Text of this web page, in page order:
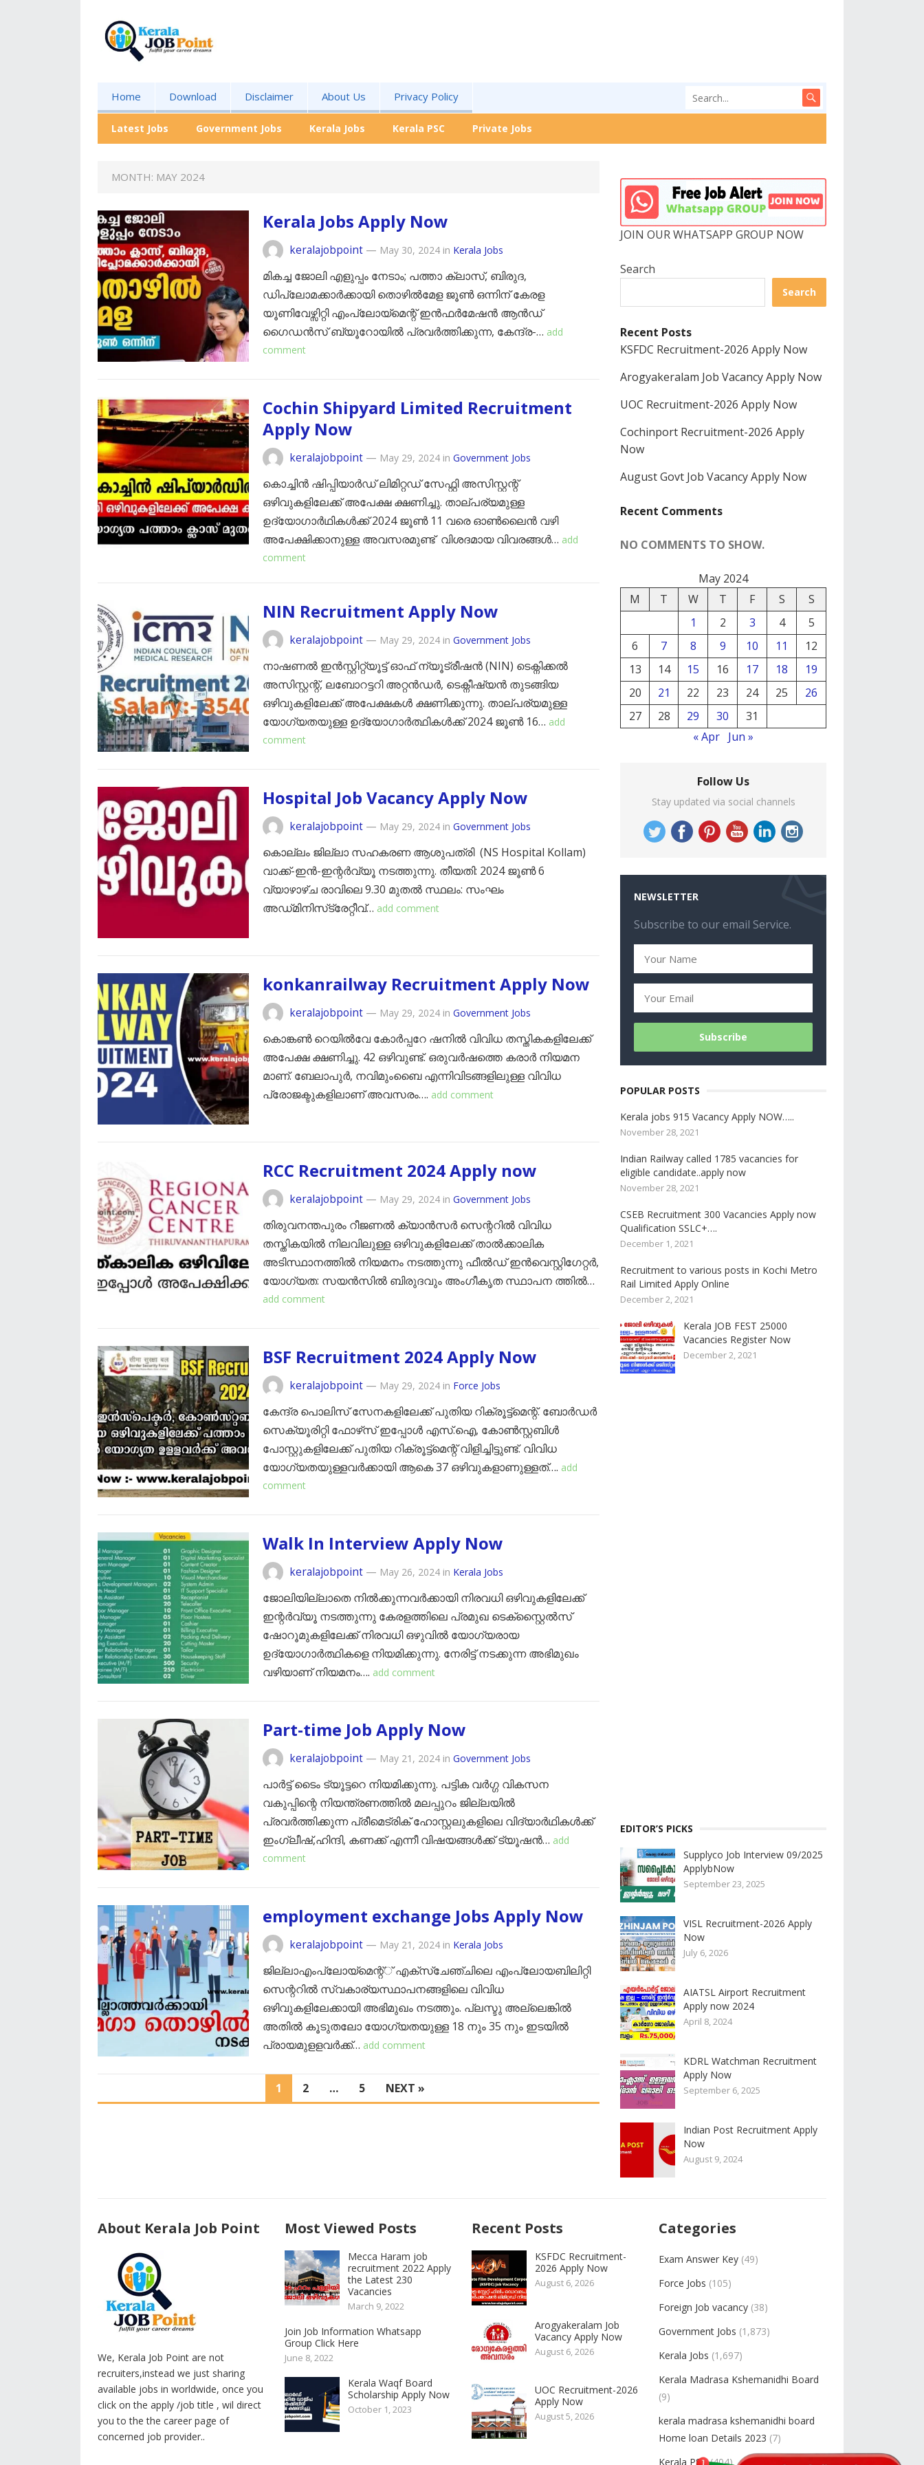
Home Download Disclaimer About Us Privacy Policy
Latest Jobs Government Jobs Kerala Jobs Kerala PSC Private Jobs
MONTH: MAY 2024
Kerala Jobs Apply Now
keralajobpoint — May 30, 2024 in Kerala Jobs
മികച്ച ജോലി എളുപ്പം നേടാം; പത്താ ക്ലാസ്, ബിരുദ,
ഡിപ്ലോമക്കാർക്കായി തൊഴിൽമേള ജൂൺ ഒന്നിന് കേരള
യൂണിവേഴ്സിറ്റി എംപ്ലോയ്മെന്റ് ഇൻഫർമേഷൻ ആൻഡ്
ഗൈഡൻസ് ബ്യൂറോയിൽ പ്രവർത്തിക്കുന്ന, കേന്ദ്ര-… add
comment
Cochin Shipyard Limited Recruitment
Apply Now
keralajobpoint — May 29, 2024 in Government Jobs
കൊച്ചിൻ ഷിപ്പിയാർഡ് ലിമിറ്റഡ് സേഫ്റ്റി അസിസ്റ്റന്റ്
ഒഴിവുകളിലേക്ക് അപേക്ഷ ക്ഷണിച്ചു. താല്പര്യമുള്ള
ഉദ്യോഗാർഥികൾക്ക് 2024 ജൂൺ 11 വരെ ഓൺലൈൻ വഴി
അപേക്ഷിക്കാനുള്ള അവസരമുണ്ട് വിശദമായ വിവരങ്ങൾ… add
comment
NIN Recruitment Apply Now
keralajobpoint — May 29, 2024 in Government Jobs
നാഷണൽ ഇൻസ്റ്റിറ്റ്യൂട്ട് ഓഫ് ന്യൂട്രീഷൻ (NIN) ടെക്നിക്കൽ
അസിസ്റ്റന്റ്, ലബോറട്ടറി അറ്റൻഡർ, ടെക്നീഷ്യൻ തുടങ്ങിയ
ഒഴിവുകളിലേക്ക് അപേക്ഷകൾ ക്ഷണിക്കുന്നു. താല്പര്യമുള്ള
യോഗ്യതയുള്ള ഉദ്യോഗാർത്ഥികൾക്ക് 2024 ജൂൺ 16… add
comment
Hospital Job Vacancy Apply Now
keralajobpoint — May 29, 2024 in Government Jobs
കൊല്ലം ജില്ലാ സഹകരണ ആശുപത്രി (NS Hospital Kollam)
വാക്ക്-ഇൻ-ഇന്റർവ്യൂ നടത്തുന്നു. തീയതി: 2024 ജൂൺ 6
വ്യാഴാഴ്‌ച രാവിലെ 9.30 മുതൽ സ്ഥലം: സംഘം
അഡ്‌മിനിസ്‌ട്രേറ്റീവ്… add comment
konkanrailway Recruitment Apply Now
keralajobpoint — May 29, 2024 in Government Jobs
കൊങ്കൺ റെയിൽവേ കോർപ്പറേ ഷനിൽ വിവിധ തസ്തികകളിലേക്ക്
അപേക്ഷ ക്ഷണിച്ചു. 42 ഒഴിവുണ്ട്. ഒരുവർഷത്തെ കരാർ നിയമന
മാണ്. ബേലാപുർ, നവിമുംബൈ എന്നിവിടങ്ങളിലുള്ള വിവിധ
പ്രോജക്ടുകളിലാണ് അവസരം…. add comment
RCC Recruitment 2024 Apply now
keralajobpoint — May 29, 2024 in Government Jobs
തിരുവനന്തപുരം റീജണൽ ക്യാൻസർ സെന്ററിൽ വിവിധ
തസ്തികയിൽ നിലവിലുള്ള ഒഴിവുകളിലേക്ക് താൽക്കാലിക
അടിസ്ഥാനത്തിൽ നിയമനം നടത്തുന്നു ഫീൽഡ് ഇൻവെസ്റ്റിഗേറ്റർ,
യോഗ്യത: സയൻസിൽ ബിരുദവും അംഗീകൃത സ്ഥാപന ത്തിൽ…
add comment
BSF Recruitment 2024 Apply Now
keralajobpoint — May 29, 2024 in Force Jobs
കേന്ദ്ര പൊലിസ് സേനകളിലേക്ക് പുതിയ റിക്രൂട്ട്‌മെന്റ്. ബോര്‍ഡര്‍
സെക്യൂരിറ്റി ഫോഴ്‌സ് ഇപ്പോള്‍ എസ്.ഐ, കോണ്‍സ്റ്റബിള്‍
പോസ്റ്റുകളിലേക്ക് പുതിയ റിക്രൂട്ട്‌മെന്റ് വിളിച്ചിട്ടുണ്ട്. വിവിധ
യോഗ്യതയുള്ളവര്‍ക്കായി ആകെ 37 ഒഴിവുകളാണുള്ളത്…. add
comment
Walk In Interview Apply Now
keralajobpoint — May 26, 2024 in Kerala Jobs
ജോലിയില്ലാതെ നിൽക്കുന്നവർക്കായി നിരവധി ഒഴിവുകളിലേക്ക്
ഇന്റർവ്യൂ നടത്തുന്നു കേരളത്തിലെ പ്രമുഖ ടെക്സ്റ്റൈൽസ്
ഷോറൂമുകളിലേക്ക് നിരവധി ഒഴുവിൽ യോഗ്യരായ
ഉദ്യോഗാർത്ഥികളെ നിയമിക്കുന്നു. നേരിട്ട് നടക്കുന്ന അഭിമുഖം
വഴിയാണ് നിയമനം…. add comment
Part-time Job Apply Now
keralajobpoint — May 21, 2024 in Government Jobs
പാര്‍ട്ട് ടൈം ട്യൂട്ടറെ നിയമിക്കുന്നു. പട്ടിക വർഗ്ഗ വികസന
വകുപ്പിന്റെ നിയന്ത്രണത്തിൽ മലപ്പുറം ജില്ലയിൽ
പ്രവർത്തിക്കുന്ന പ്രീമെട്രിക് ഹോസ്റ്റലുകളിലെ വിദ്യാർഥികൾക്ക്
ഇംഗ്ലീഷ്,ഹിന്ദി, കണക്ക് എന്നീ വിഷയങ്ങൾക്ക് ട്യൂഷൻ… add
comment
employment exchange Jobs Apply Now
keralajobpoint — May 21, 2024 in Kerala Jobs
ജില്ലാഎംപ്ലോയ്‌മെന്റ്് എക്‌സ്‌ചേഞ്ചിലെ എംപ്ലോയബിലിറ്റി
സെന്ററില്‍ സ്വകാര്യസ്ഥാപനങ്ങളിലെ വിവിധ
ഒഴിവുകളിലേക്കായി അഭിമുഖം നടത്തും. പ്ലസ്ടു അല്ലെങ്കില്‍
അതില്‍ കൂടുതലോ യോഗ്യതയുള്ള 18 നും 35 നും ഇടയില്‍
പ്രായമുളളവര്‍ക്ക്… add comment
PAGINATION
1 2 … 5 NEXT »
JOIN OUR WHATSAPP GROUP NOW
Search
Search
Recent Posts
KSFDC Recruitment-2026 Apply Now
Arogyakeralam Job Vacancy Apply Now
UOC Recruitment-2026 Apply Now
Cochinport Recruitment-2026 Apply
Now
August Govt Job Vacancy Apply Now
Recent Comments
NO COMMENTS TO SHOW.
May 2024
M
T W T F S
S
1
2 3 4
5
6
7 8 9 10 11
12
13
14 15 16 17 18
19
20
21 22 23 24 25
26
27
28 29 30
31
« Apr Jun »
Follow Us
Stay updated via social channels
NEWSLETTER
Subscribe to our email Service.
POPULAR POSTS
Kerala jobs 915 Vacancy Apply NOW…..
November 28, 2021
Indian Railway called 1785 vacancies for
eligible candidate..apply now
November 28, 2021
CSEB Recruitment 300 Vacancies Apply now
Qualification SSLC+….
December 1, 2021
Recruitment to various posts in Kochi Metro
Rail Limited Apply Online
December 2, 2021
Kerala JOB FEST 25000
Vacancies Register Now
December 2, 2021
EDITOR’S PICKS
Supplyco Job Interview 09/2025
ApplybNow
September 23, 2025
VISL Recruitment-2026 Apply
Now
July 6, 2026
AIATSL Airport Recruitment
Apply now 2024
April 8, 2024
KDRL Watchman Recruitment
Apply Now
September 6, 2025
Indian Post Recruitment Apply
Now
August 9, 2024
About Kerala Job Point
We, Kerala Job Point are not
recruiters,instead we just sharing
available jobs in worldwide, once you
click on the apply /job title , wil direct
you to the the career page of
concerned job provider..
Most Viewed Posts
Mecca Haram job
recruitment 2022 Apply
the Latest 230
Vacancies
March 9, 2022
Join Job Information Whatsapp
Group Click Here
June 8, 2022
Kerala Waqf Board
Scholarship Apply Now
October 1, 2023
Recent Posts
KSFDC Recruitment-
2026 Apply Now
August 6, 2026
Arogyakeralam Job
Vacancy Apply Now
August 6, 2026
UOC Recruitment-2026
Apply Now
August 5, 2026
Categories
Exam Answer Key (49)
Force Jobs (105)
Foreign Job vacancy (38)
Government Jobs (1,873)
Kerala Jobs (1,697)
Kerala Madrasa Kshemanidhi Board
(9)
kerala madrasa kshemanidhi board
Home loan Details 2023 (7)
Kerala PSC(404)